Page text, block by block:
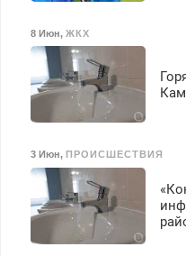
8 Июн, ЖКХ
3 Июн, ПРОИСШЕСТВИЯ